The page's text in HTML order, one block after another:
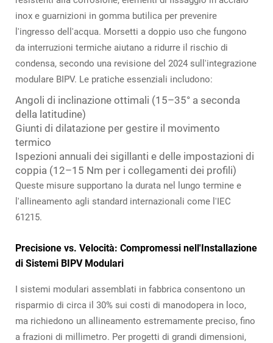
inox e guarnizioni in gomma butilica per prevenire
l'ingresso dell'acqua. Morsetti a doppio uso che fungono
da interruzioni termiche aiutano a ridurre il rischio di
condensa, secondo una revisione del 2024 sull'integrazione
modulare BIPV. Le pratiche essenziali includono:
Angoli di inclinazione ottimali (15–35° a seconda
della latitudine)
Giunti di dilatazione per gestire il movimento
termico
Ispezioni annuali dei sigillanti e delle impostazioni di
coppia (12–15 Nm per i collegamenti dei profili)
Queste misure supportano la durata nel lungo termine e
l'allineamento agli standard internazionali come l'IEC
61215.
Precisione vs. Velocità: Compromessi nell'Installazione
di Sistemi BIPV Modulari
I sistemi modulari assemblati in fabbrica consentono un
risparmio di circa il 30% sui costi di manodopera in loco,
ma richiedono un allineamento estremamente preciso, fino
a frazioni di millimetro. Per progetti di grandi dimensioni,